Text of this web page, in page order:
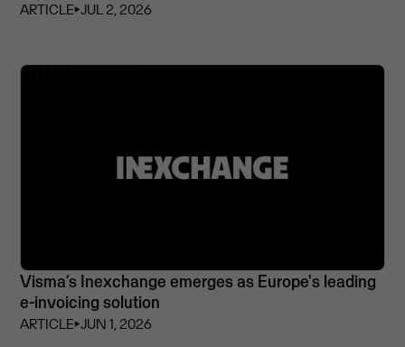
ARTICLE⏵JUL 2, 2026
Visma’s Inexchange emerges as Europe's leading
e-invoicing solution
ARTICLE⏵JUN 1, 2026